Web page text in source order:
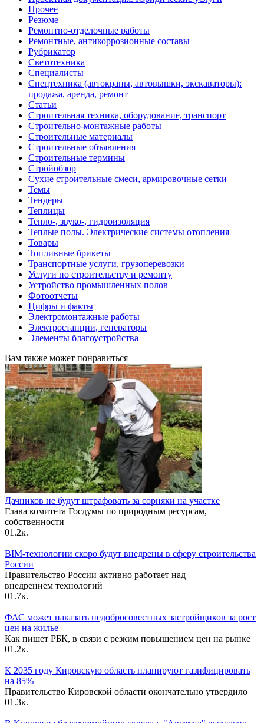
Прочее
Резюме
Ремонтно-отделочные работы
Ремонтные, антикоррозионные составы
Рубрикатор
Светотехника
Специалисты
Спецтехника (автокраны, автовышки, экскаваторы):
продажа, аренда, ремонт
Статьи
Строительная техника, оборудование, транспорт
Строительно-монтажные работы
Строительные материалы
Строительные объявления
Строительные термины
Стройобзор
Сухие строительные смеси, армировочные сетки
Темы
Тендеры
Теплицы
Тепло-, звуко-, гидроизоляция
Теплые полы. Электрические системы отопления
Товары
Топливные брикеты
Транспортные услуги, грузоперевозки
Услуги по строительству и ремонту
Устройство промышленных полов
Фотоотчеты
Цифры и факты
Электромонтажные работы
Электростанции, генераторы
Элементы благоустройства
Вам также может понравиться
Дачников не будут штрафовать за сорняки на участке
Глава комитета Госдумы по природным ресурсам,
собственности
01.2к.
BIM-технологии скоро будут внедрены в сферу строительства
России
Правительство России активно работает над
внедрением технологий
01.7к.
ФАС может наказать недобросовестных застройщиков за рост
цен на жилье
Как пишет РБК, в связи с резким повышением цен на рынке
01.2к.
К 2035 году Кировскую область планируют газифицировать
на 85%
Правительство Кировской области окончательно утвердило
01.3к.